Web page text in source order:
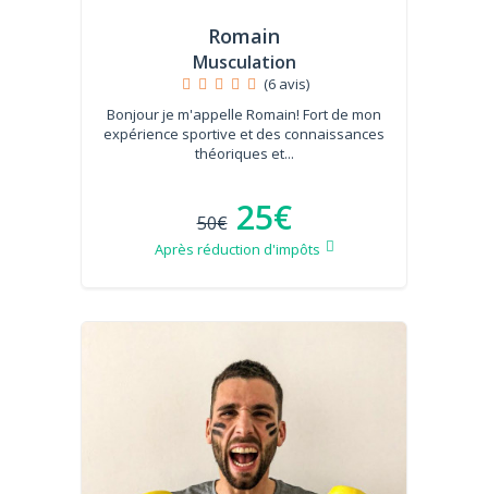
Romain
Musculation
(6 avis)
Bonjour je m'appelle Romain! Fort de mon
expérience sportive et des connaissances
théoriques et...
50€ 25€
Après réduction d'impôts